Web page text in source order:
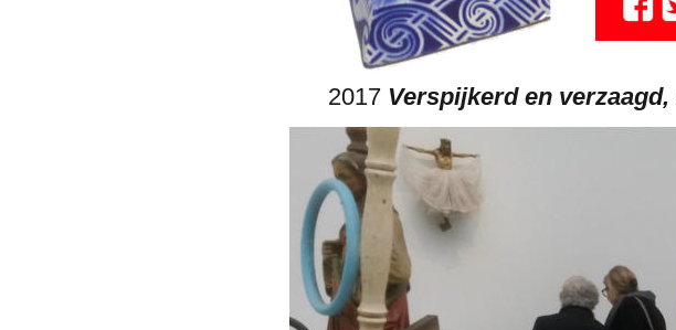
2017 Verspijkerd en verzaagd,